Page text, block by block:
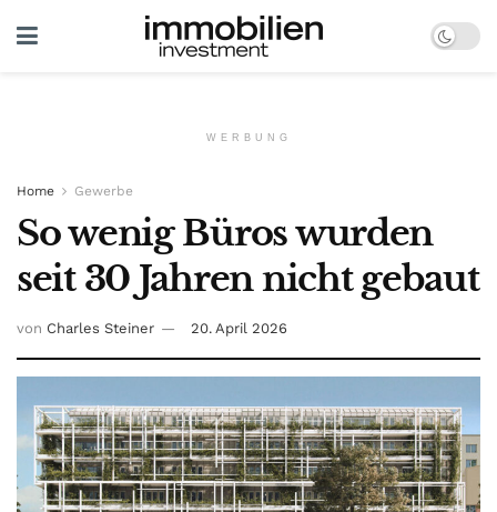
WERBUNG
Home Gewerbe
So wenig Büros wurden
seit 30 Jahren nicht gebaut
von Charles Steiner 20. April 2026